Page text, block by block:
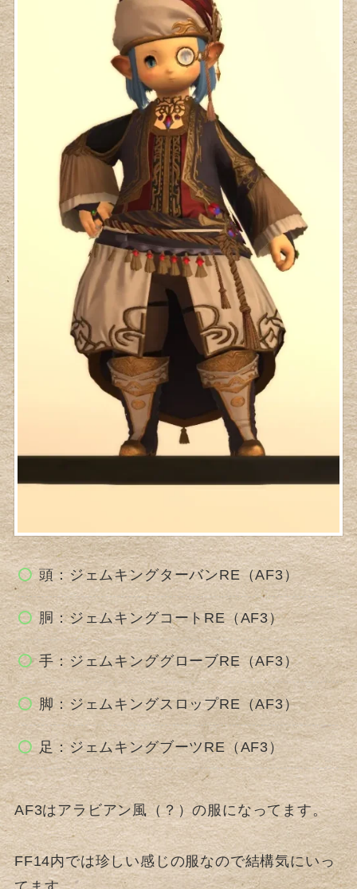
頭：ジェムキングターバンRE（AF3）
胴：ジェムキングコートRE（AF3）
手：ジェムキンググローブRE（AF3）
脚：ジェムキングスロップRE（AF3）
足：ジェムキングブーツRE（AF3）
AF3はアラビアン風（？）の服になってます。
FF14内では珍しい感じの服なので結構気にいっ